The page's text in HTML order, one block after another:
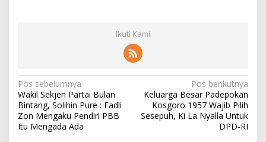
Ikuti Kami
N
a
v
Pos sebelumnya
Wakil Sekjen Partai Bulan
Bintang, Solihin Pure : Fadli
Zon Mengaku Pendiri PBB
Itu Mengada Ada
Pos berikutnya
Keluarga Besar Padepokan
Kosgoro 1957 Wajib Pilih
Sesepuh, Ki La Nyalla Untuk
DPD-RI